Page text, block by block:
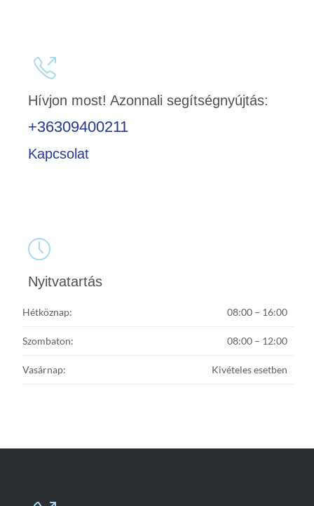

Hívjon most! Azonnali segítségnyújtás:
+36309400211
Kapcsolat

Nyitvatartás
Hétköznap: 08:00 – 16:00
Szombaton: 08:00 – 12:00
Vasárnap: Kivételes esetben